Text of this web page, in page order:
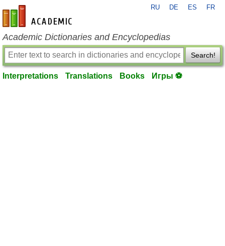
en-academic.com
RU DE ES FR
Academic Dictionaries and Encyclopedias
Search!
Interpretations Translations Books Игры ⚽